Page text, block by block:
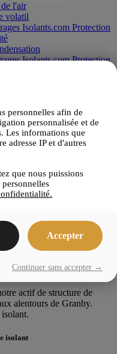
l'air
volatil
Protection
Protection
isolant
personnelles afin de
personnalisée et de
Les informations que
adresse IP et d'autres
que nous puissions
Accepter
Continuer sans accepter →